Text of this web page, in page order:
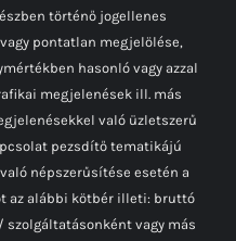
történő jogellenes
pontatlan megjelölése,
hasonló vagy azzal
megjelenések ill. más
való üzletszerű
pezsdítő tematikájú
népszerűsítése esetén a
az alábbi kötbér illeti: bruttó
vagy más